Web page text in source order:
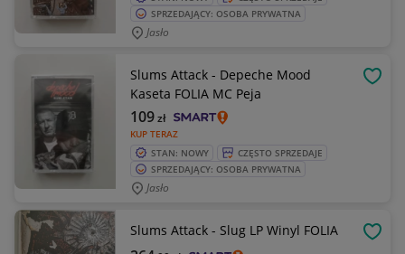
SPRZEDAJĄCY: OSOBA PRYWATNA
Jasło
Slums Attack - Depeche Mood
Kaseta FOLIA MC Peja
KUP TERAZ
109zł
STAN: NOWY
CZĘSTO SPRZEDAJE
SPRZEDAJĄCY: OSOBA PRYWATNA
Jasło
Slums Attack - Slug LP Winyl FOLIA